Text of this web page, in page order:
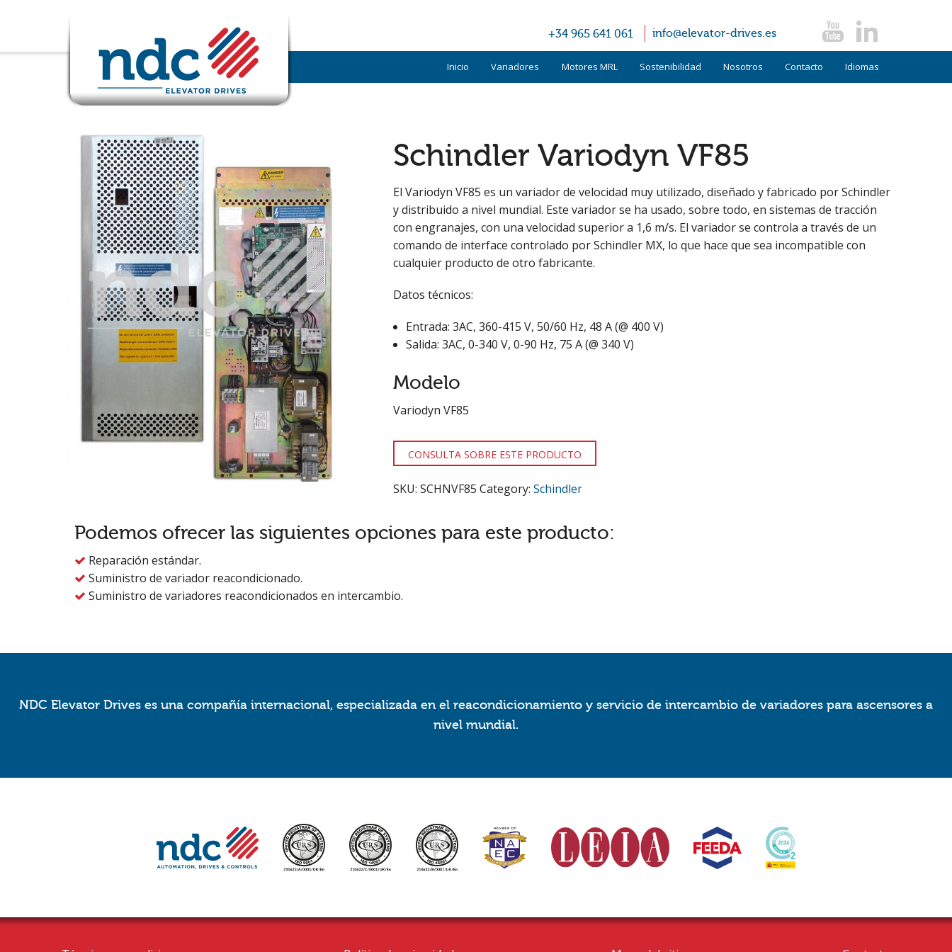
+34 965 641 061 info@elevator-drives.es
Idiomas
Contacto
Nosotros
FAQ
Noticias
Testimonios
Sostenibilidad
Motores MRL
Variadores
Schindler
TKE
Otros
Inicio
Schindler Variodyn VF85
El Variodyn VF85 es un variador de velocidad muy utilizado, diseñado y fabricado por Schindler
y distribuido a nivel mundial. Este variador se ha usado, sobre todo, en sistemas de tracción
con engranajes, con una velocidad superior a 1,6 m/s. El variador se controla a través de un
comando de interface controlado por Schindler MX, lo que hace que sea incompatible con
cualquier producto de otro fabricante.
Datos técnicos:
Entrada: 3AC, 360-415 V, 50/60 Hz, 48 A (@ 400 V)
Salida: 3AC, 0-340 V, 0-90 Hz, 75 A (@ 340 V)
Modelo
Variodyn VF85
CONSULTA SOBRE ESTE PRODUCTO
SKU: SCHNVF85 Category: Schindler
Podemos ofrecer las siguientes opciones para este producto:
 Reparación estándar.
 Suministro de variador reacondicionado.
 Suministro de variadores reacondicionados en intercambio.
NDC Elevator Drives es una compañía internacional, especializada en el reacondicionamiento y servicio de intercambio de variadores para ascensores a
nivel mundial.